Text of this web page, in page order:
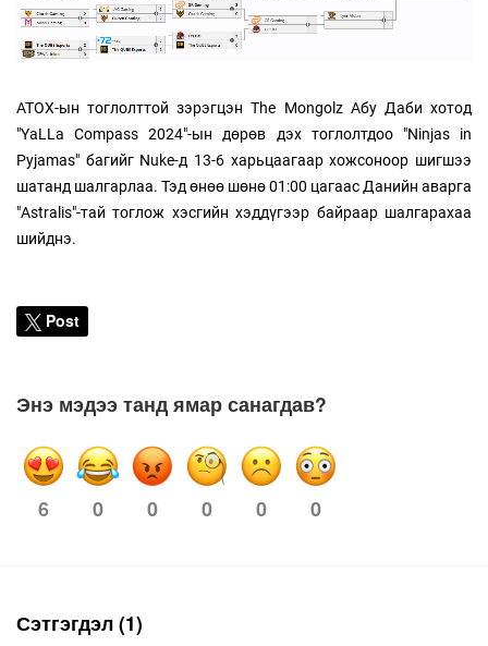
ATOX-ын тоглолттой зэрэгцэн The Mongolz Абу Даби хотод
"YaLLa Compass 2024"-ын дөрөв дэх тоглолтдоо "Ninjas in
Pyjamas" багийг Nuke-д 13-6 харьцаагаар хожсоноор шигшээ
шатанд шалгарлаа. Тэд өнөө шөнө 01:00 цагаас Данийн аварга
"Astralis"-тай тоглож хэсгийн хэддүгээр байраар шалгарахаа
шийднэ.
Post
Энэ мэдээ танд ямар санагдав?
6 0 0 0 0 0
Сэтгэгдэл (1)